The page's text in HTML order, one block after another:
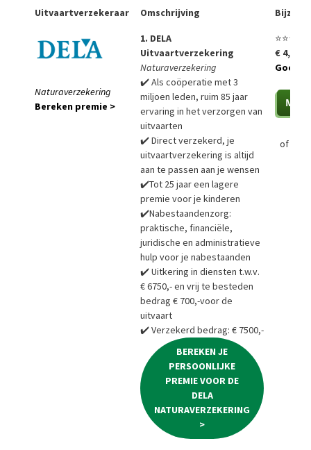
Uitvaartverzekeraar
Omschrijving
Naturaverzekering
Bereken premie >
1. DELA
Uitvaartverzekering
Naturaverzekering
✔️ Als coöperatie met 3
miljoen leden, ruim 85 jaar
ervaring in het verzorgen van
uitvaarten
✔️ Direct verzekerd, je
uitvaartverzekering is altijd
aan te passen aan je wensen
✔️Tot 25 jaar een lagere
premie voor je kinderen
✔️Nabestaandenzorg:
praktische, financiële,
juridische en administratieve
hulp voor je nabestaanden
✔️ Uitkering in diensten t.w.v.
€ 6750,- en vrij te besteden
bedrag € 700,-voor de
uitvaart
✔️ Verzekerd bedrag: € 7500,-
BEREKEN JE
PERSOONLIJKE
PREMIE VOOR DE
DELA
NATURAVERZEKERING
>
⭐⭐⭐⭐⭐
€ 4,99
of